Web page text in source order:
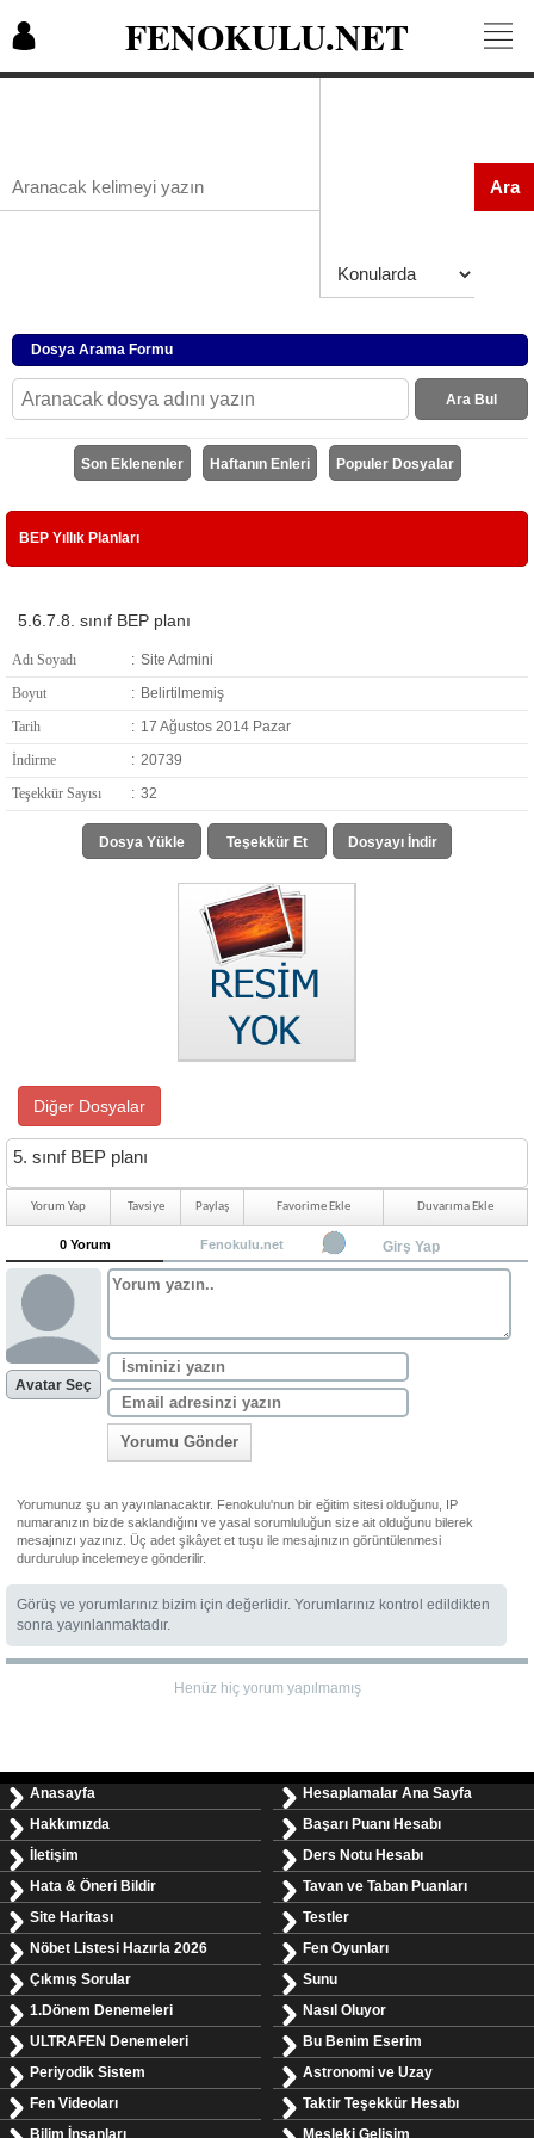
FENOKULU.NET
Ara
Dosya Arama Formu
Ara Bul
Son Eklenenler Haftanın Enleri Populer Dosyalar
BEP Yıllık Planları
5.6.7.8. sınıf BEP planı
Adı Soyadı : Site Admini
Boyut
: Belirtilmemiş
Tarih
: 17 Ağustos 2014 Pazar
İndirme
: 20739
Teşekkür Sayısı
: 32
Dosya Yükle Teşekkür Et Dosyayı İndir
Diğer Dosyalar
5. sınıf BEP planı
Yorum Yap Tavsiye Paylaş Favorime Ekle Duvarıma Ekle
0 Yorum Fenokulu.net Girş Yap
Avatar Seç
Yorumu Gönder
Yorumunuz şu an yayınlanacaktır. Fenokulu'nun bir eğitim sitesi olduğunu, IP
numaranızın bizde saklandığını ve yasal sorumluluğun size ait olduğunu bilerek
mesajınızı yazınız. Üç adet şikâyet et tuşu ile mesajınızın görüntülenmesi
durdurulup incelemeye gönderilir.
Görüş ve yorumlarınız bizim için değerlidir. Yorumlarınız kontrol edildikten
sonra yayınlanmaktadır.
Henüz hiç yorum yapılmamış
Anasayfa
Hakkımızda
İletişim
Hata & Öneri Bildir
Site Haritası
Nöbet Listesi Hazırla 2026
Çıkmış Sorular
1.Dönem Denemeleri
ULTRAFEN Denemeleri
Periyodik Sistem
Fen Videoları
Bilim İnsanları
Hesaplamalar Ana Sayfa
Başarı Puanı Hesabı
Ders Notu Hesabı
Tavan ve Taban Puanları
Testler
Fen Oyunları
Sunu
Nasıl Oluyor
Bu Benim Eserim
Astronomi ve Uzay
Taktir Teşekkür Hesabı
Mesleki Gelişim